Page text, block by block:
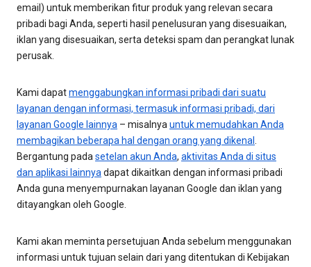
email) untuk memberikan fitur produk yang relevan secara
pribadi bagi Anda, seperti hasil penelusuran yang disesuaikan,
iklan yang disesuaikan, serta deteksi spam dan perangkat lunak
perusak.
Kami dapatmenggabungkan informasi pribadi dari suatu
layanan dengan informasi, termasuk informasi pribadi, dari
layanan Google lainnya – misalnyauntuk memudahkan Anda
membagikan beberapa hal dengan orang yang dikenal.
Bergantung padasetelan akun Anda, aktivitas Anda di situs
dan aplikasi lainnyadapat dikaitkan dengan informasi pribadi
Anda guna menyempurnakan layanan Google dan iklan yang
ditayangkan oleh Google.
Kami akan meminta persetujuan Anda sebelum menggunakan
informasi untuk tujuan selain dari yang ditentukan di Kebijakan